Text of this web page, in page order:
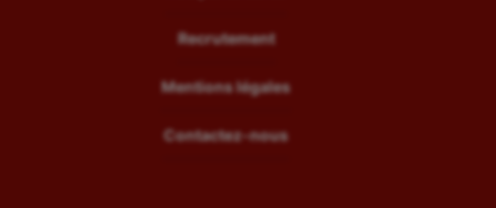
Recrutement
Mentions légales
Contactez-nous